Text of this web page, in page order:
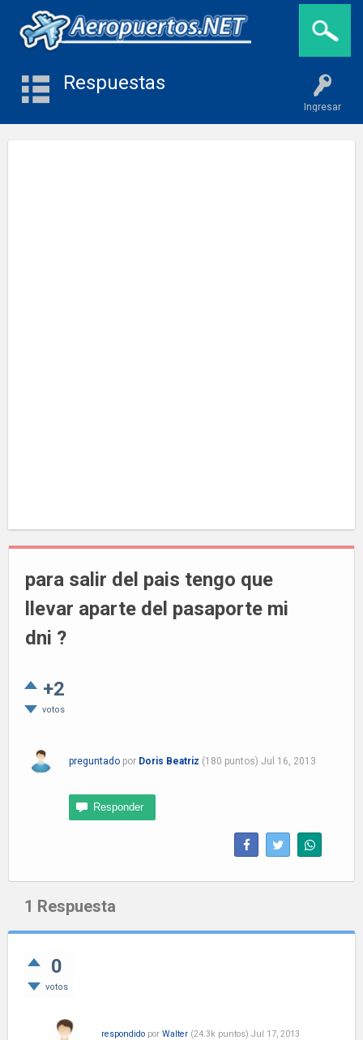
Ingresar
Respuestas
para salir del pais tengo que
llevar aparte del pasaporte mi
dni ?
+2
votos
preguntado por Doris Beatriz (180 puntos) Jul 16, 2013
1 Respuesta
0
votos
respondido por Walter (24.3k puntos) Jul 17, 2013